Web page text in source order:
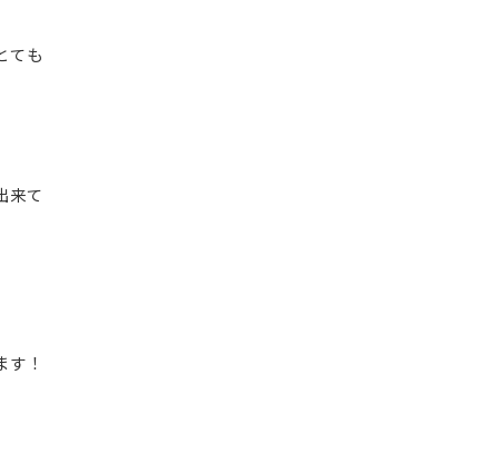
ても
来て
！